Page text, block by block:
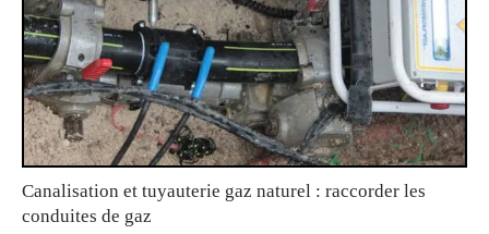
Canalisation et tuyauterie gaz naturel : raccorder les
conduites de gaz